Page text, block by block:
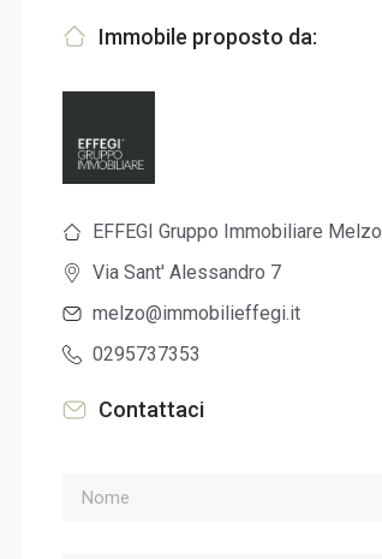
Immobile proposto da:
EFFEGI Gruppo Immobiliare Melzo
Via Sant' Alessandro 7
melzo@immobilieffegi.it
0295737353
Contattaci